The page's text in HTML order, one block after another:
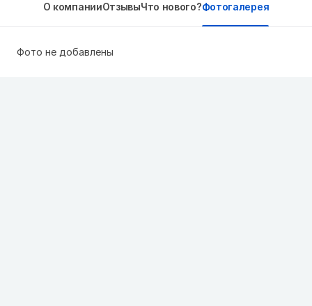
О компанииОтзывыЧто нового?Фотогалерея
Фото не добавлены